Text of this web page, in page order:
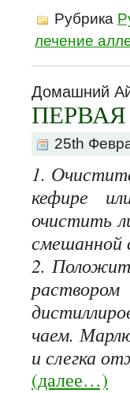
Рубрика
лечение
Домашний
25th
1.
кефире
очистить
смешанной
2.
чаем.
и слегка
(далее…)